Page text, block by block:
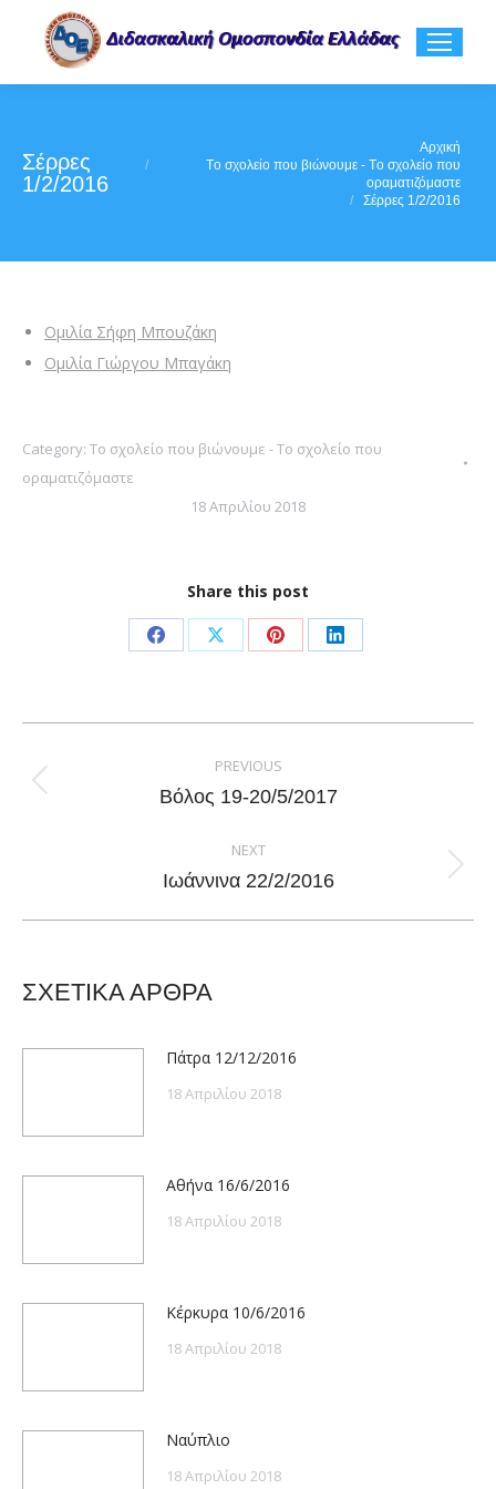
Σέρρες
1/2/2016
Αρχική
Tο σχολείο που βιώνουμε - Tο σχολείο που
οραματιζόμαστε
Σέρρες 1/2/2016
Ομιλία Σήφη Μπουζάκη
Ομιλία Γιώργου Μπαγάκη
Category: Tο σχολείο που βιώνουμε - Tο σχολείο που
οραματιζόμαστε
18 Απριλίου 2018
Share this post
Share
Facebook
Share
X
Share
Pinterest
Share
LinkedIn
navigation
PREVIOUS
Previous
Βόλος 19-20/5/2017
NEXT
Next
Ιωάννινα 22/2/2016
ΣΧΕΤΙΚΑ ΑΡΘΡΑ
Πάτρα 12/12/2016
18 Απριλίου 2018
Αθήνα 16/6/2016
18 Απριλίου 2018
Κέρκυρα 10/6/2016
18 Απριλίου 2018
Ναύπλιο
18 Απριλίου 2018